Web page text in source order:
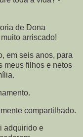
de Dona
arriscado!
em seis anos, para
meus filhos e netos
compartilhado.
adquirido e